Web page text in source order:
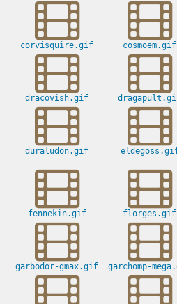
corvisquire.gif cosmoem.gif
dracovish.gif
duraludon.gif
fennekin.gif florges.gif
garbodor-gmax.gif garchomp-